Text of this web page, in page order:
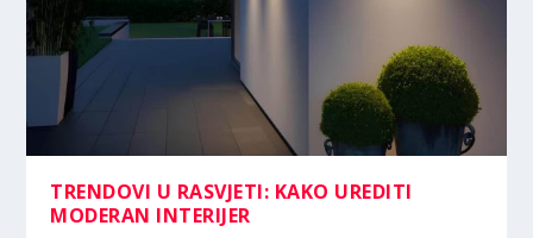
TRENDOVI U RASVJETI: KAKO UREDITI
MODERAN INTERIJER